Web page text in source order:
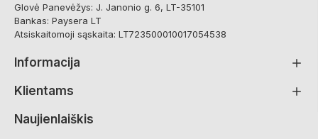
Glovė Panevėžys: J. Janonio g. 6, LT-35101
Bankas: Paysera LT
Atsiskaitomoji sąskaita: LT723500010017054538
Informacija
Klientams
Naujienlaiškis